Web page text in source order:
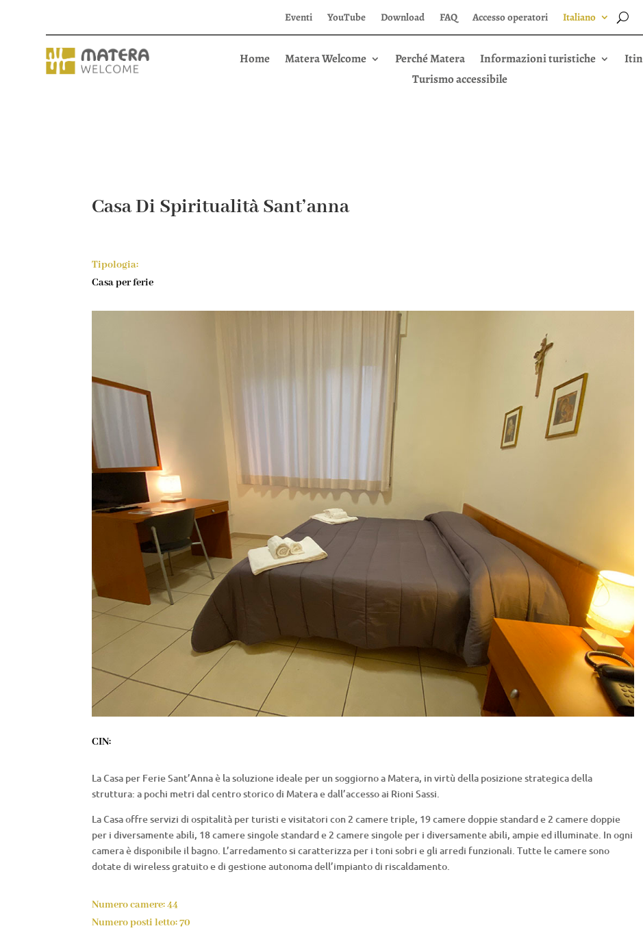
Eventi YouTube Download FAQ Accesso operatori Italiano
Home Matera Welcome Perché Matera Informazioni turistiche
Turismo accessibile
Casa Di Spiritualità Sant’anna
Tipologia:
Casa per ferie
CIN:
La Casa per Ferie Sant’Anna è la soluzione ideale per un soggiorno a Matera, in virtù della posizione strategica della
struttura: a pochi metri dal centro storico di Matera e dall’accesso ai Rioni Sassi.
La Casa offre servizi di ospitalità per turisti e visitatori con 2 camere triple, 19 camere doppie standard e 2 camere doppie
per i diversamente abili, 18 camere singole standard e 2 camere singole per i diversamente abili, ampie ed illuminate. In ogni
camera è disponibile il bagno. L’arredamento si caratterizza per i toni sobri e gli arredi funzionali. Tutte le camere sono
dotate di wireless gratuito e di gestione autonoma dell’impianto di riscaldamento.
Numero camere: 44
Numero posti letto: 70